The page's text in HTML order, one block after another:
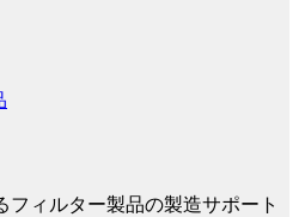
フィルター製品の製造サポート